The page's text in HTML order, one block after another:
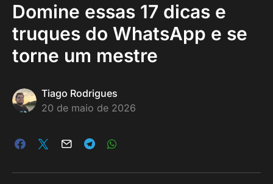
Domine essas 17 dicas e
truques do WhatsApp e se
torne um mestre
Tiago Rodrigues
20 de maio de 2026